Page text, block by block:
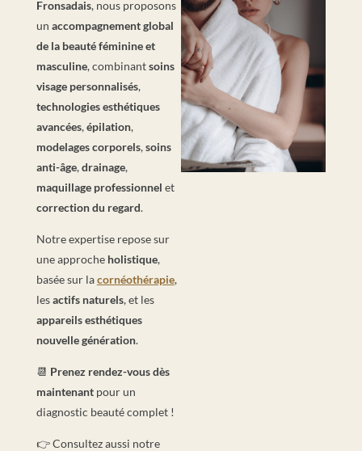
Fronsadais, nous proposons
un accompagnement global
de la beauté féminine et
masculine, combinantsoins
visage personnalisés,
technologies esthétiques
avancées,épilation,
modelages corporels,soins
anti-âge,drainage,
maquillage professionnel et
correction du regard.
Notre expertise repose sur
une approche holistique,
basée sur lacornéothérapie,
lesactifs naturels, et les
appareils esthétiques
nouvelle génération.
📆 Prenez rendez-vous dès
maintenantpour un
diagnostic beauté complet !
👉 Consultez aussi notre